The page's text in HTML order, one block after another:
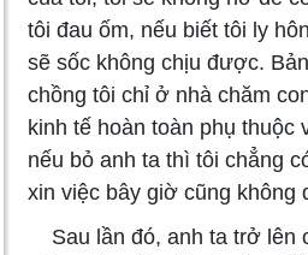
tôi đau ốm, nếu biết tôi ly
sẽ sốc không chịu được.
chồng tôi chỉ ở nhà chăm
kinh tế hoàn toàn phụ thuộc
nếu bỏ anh ta thì tôi chẳng
xin việc bây giờ cũng không
Sau lần đó, anh ta trở lên